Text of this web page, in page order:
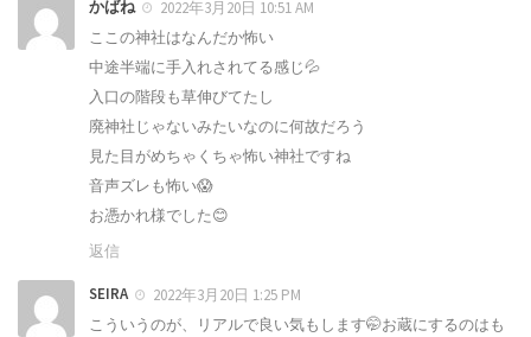
かばね
2022年3月20日 10:51 AM
ここの神社はなんだか怖い
中途半端に手入れされてる感じ💦
入口の階段も草伸びてたし
廃神社じゃないみたいなのに何故だろう
見た目がめちゃくちゃ怖い神社ですね
音声ズレも怖い😱
お憑かれ様でした😊
返信
SEIRA
2022年3月20日 1:25 PM
こういうのが、リアルで良い気もします🤭お蔵にするのはも